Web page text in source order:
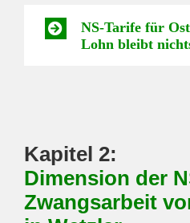
NS-Tarife für
Lohn bleibt
Kapitel 2:
Dimension der
Zwangsarbeit